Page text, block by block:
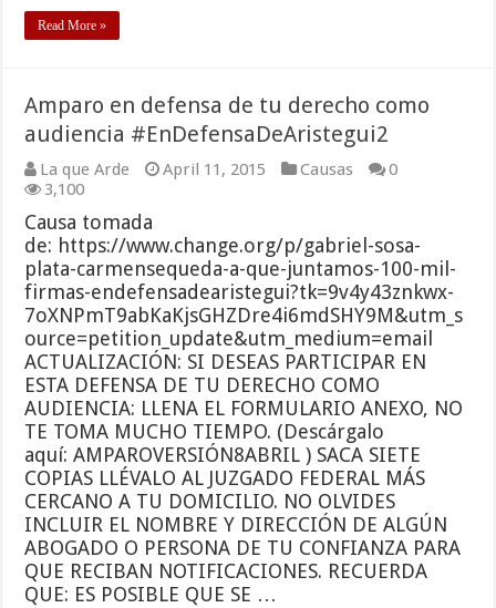
Read More »
Amparo en defensa de tu derecho como
audiencia #EnDefensaDeAristegui2
La que Arde April 11, 2015 Causas
0
3,100
Causa tomada
de: https://www.change.org/p/gabriel-sosa-
plata-carmensequeda-a-que-juntamos-100-mil-
firmas-endefensadearistegui?tk=9v4y43znkwx-
7oXNPmT9abKaKjsGHZDre4i6mdSHY9M&utm_s
ource=petition_update&utm_medium=email
ACTUALIZACIÓN: SI DESEAS PARTICIPAR EN
ESTA DEFENSA DE TU DERECHO COMO
AUDIENCIA: LLENA EL FORMULARIO ANEXO, NO
TE TOMA MUCHO TIEMPO. (Descárgalo
aquí: AMPAROVERSIÓN8ABRIL ) SACA SIETE
COPIAS LLÉVALO AL JUZGADO FEDERAL MÁS
CERCANO A TU DOMICILIO. NO OLVIDES
INCLUIR EL NOMBRE Y DIRECCIÓN DE ALGÚN
ABOGADO O PERSONA DE TU CONFIANZA PARA
QUE RECIBAN NOTIFICACIONES. RECUERDA
QUE: ES POSIBLE QUE SE …